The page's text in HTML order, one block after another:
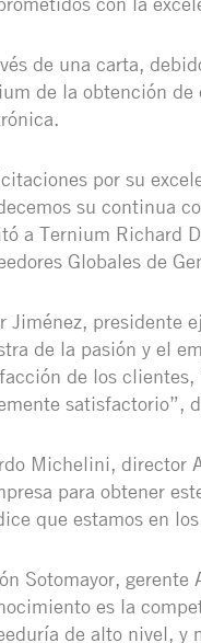
de una carta,
de la obtención
por su
su continua
a Ternium Richard
Globales de
Jiménez, presidente
de la pasión y el
de los
satisfactorio”,
Michelini, director
para obtener
que estamos en
Sotomayor,
es la
de alto nivel, y